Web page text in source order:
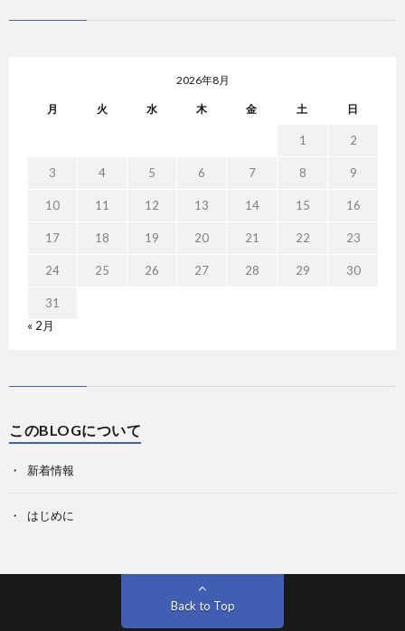
2026年8月
月 火 水 木 金 土 日
1 2
3 4 5 6 7 8 9
10 11 12 13 14 15 16
17 18 19 20 21 22 23
24 25 26 27 28 29 30
31
« 2月
このBLOGについて
新着情報
はじめに
Back to Top